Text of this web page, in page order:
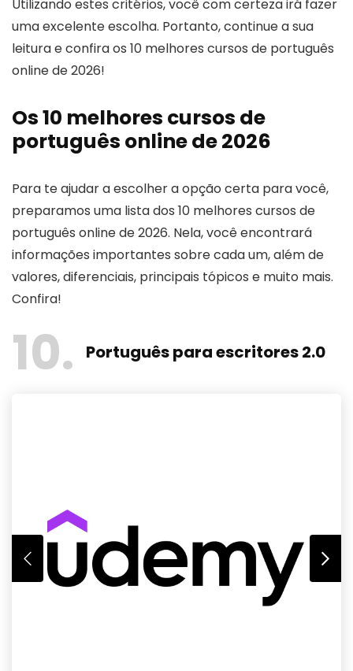
Utilizando estes critérios, você com certeza irá fazer
uma excelente escolha. Portanto, continue a sua
leitura e confira os 10 melhores cursos de português
online de 2026!
Os 10 melhores cursos de
português online de 2026
Para te ajudar a escolher a opção certa para você,
preparamos uma lista dos 10 melhores cursos de
português online de 2026. Nela, você encontrará
informações importantes sobre cada um, além de
valores, diferenciais, principais tópicos e muito mais.
Confira!
10 Português para escritores 2.0